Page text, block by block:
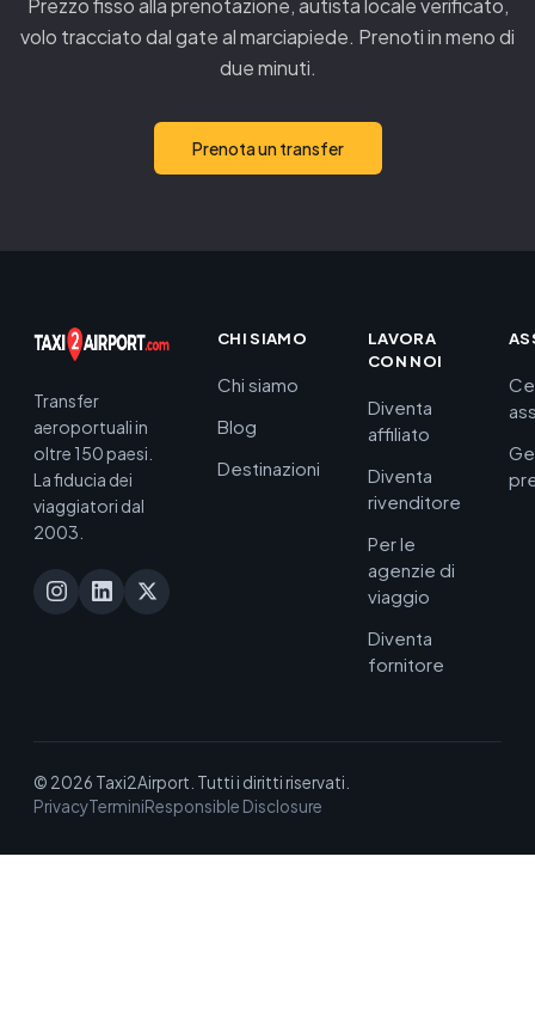
volo tracciato dal gate al marciapiede. Prenoti in meno di
due minuti.
Prenota un transfer
Transfer
aeroportuali in
oltre 150 paesi.
La fiducia dei
viaggiatori dal
2003.
CHI SIAMO
Chi siamo
Blog
Destinazioni
LAVORA
CON NOI
Diventa
affiliato
Diventa
rivenditore
Per le
agenzie di
viaggio
Diventa
fornitore
© 2026 Taxi2Airport. Tutti i diritti riservati.
PrivacyTerminiResponsible Disclosure